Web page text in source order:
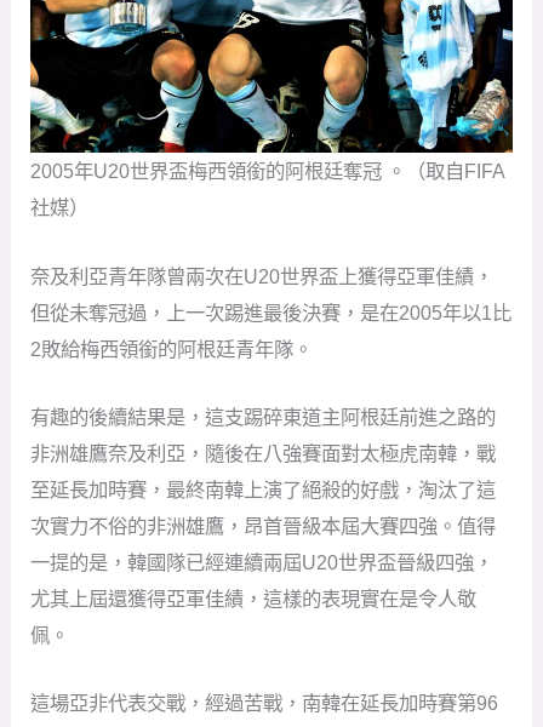
2005年U20世界盃梅西領銜的阿根廷奪冠 。（取自FIFA
社媒）
奈及利亞青年隊曾兩次在U20世界盃上獲得亞軍佳績，
但從未奪冠過，上一次踢進最後決賽，是在2005年以1比
2敗給梅西領銜的阿根廷青年隊。
有趣的後續結果是，這支踢碎東道主阿根廷前進之路的
非洲雄鷹奈及利亞，隨後在八強賽面對太極虎南韓，戰
至延長加時賽，最終南韓上演了絕殺的好戲，淘汰了這
次實力不俗的非洲雄鷹，昂首晉級本屆大賽四強。值得
一提的是，韓國隊已經連續兩屆U20世界盃晉級四強，
尤其上屆還獲得亞軍佳績，這樣的表現實在是令人敬
佩。
這場亞非代表交戰，經過苦戰，南韓在延長加時賽第96